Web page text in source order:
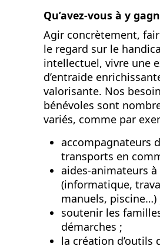
Qu’avez-vous à y
Agir concrètement,
le regard sur le
intellectuel, vivre une
d’entraide
valorisante. Nos
bénévoles sont
variés, comme par
accompagnateurs
transports en
aides-animateurs
(informatique,
manuels, piscine…)
soutenir les
démarches ;
la création d’outils